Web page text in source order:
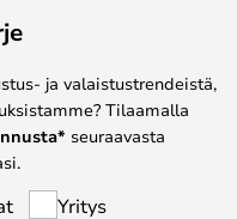
ja valaistustrendeistä,
Tilaamalla
seuraavasta
Yritys